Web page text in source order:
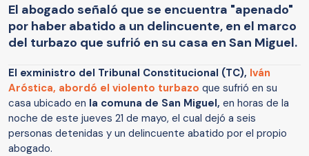
El abogado señaló que se encuentra "apenado"
por haber abatido a un delincuente, en el marco
del turbazo que sufrió en su casa en San Miguel.
El exministro del Tribunal Constitucional (TC), Iván
Aróstica, abordó el violento turbazo que sufrió en su
casa ubicado en la comuna de San Miguel, en horas de la
noche de este jueves 21 de mayo, el cual dejó a seis
personas detenidas y un delincuente abatido por el propio
abogado.